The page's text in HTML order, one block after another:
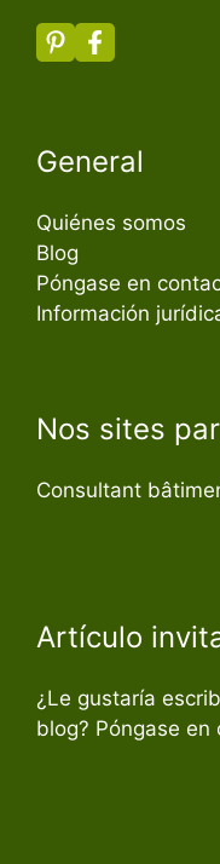
General
Quiénes somos
Blog
Póngase en
Información
Nos sites
Consultant
Artículo
¿Le gustaría
blog? Póngase